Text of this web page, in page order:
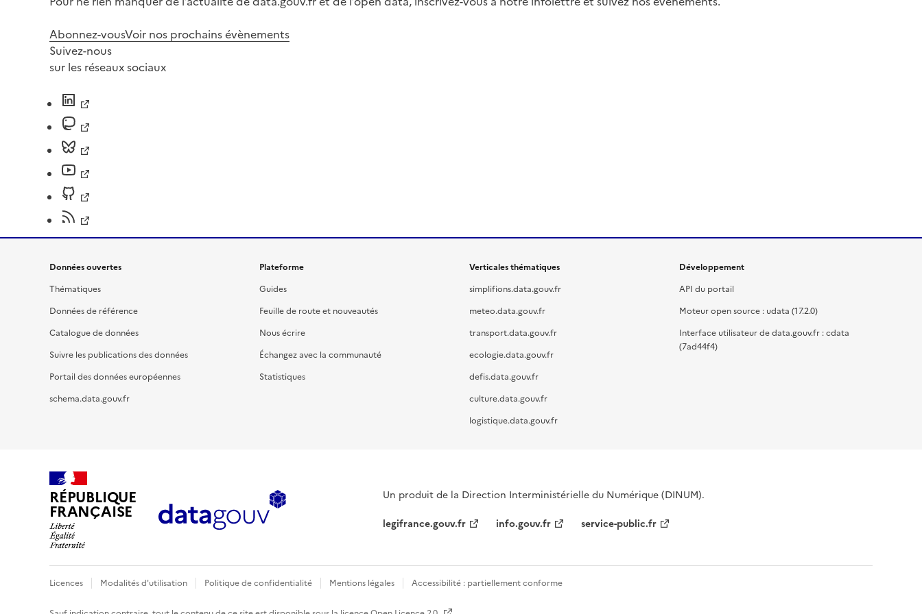
Abonnez-vousVoir nos prochains évènements
Suivez-nous
sur les réseaux sociaux
Données ouvertes
Thématiques
Données de référence
Catalogue de données
Suivre les publications des données
Portail des données européennes
schema.data.gouv.fr
Plateforme
Guides
Feuille de route et nouveautés
Nous écrire
Échangez avec la communauté
Statistiques
Verticales thématiques
simplifions.data.gouv.fr
meteo.data.gouv.fr
transport.data.gouv.fr
ecologie.data.gouv.fr
defis.data.gouv.fr
culture.data.gouv.fr
logistique.data.gouv.fr
Développement
API du portail
Moteur open source : udata (17.2.0)
Interface utilisateur de data.gouv.fr : cdata
(7ad44f4)
RÉPUBLIQUE
FRANÇAISE
Un produit de la Direction Interministérielle du Numérique (DINUM).
legifrance.gouv.fr
info.gouv.fr service-public.fr
Licences Modalités d'utilisation Politique de confidentialité Mentions légales Accessibilité : partiellement conforme